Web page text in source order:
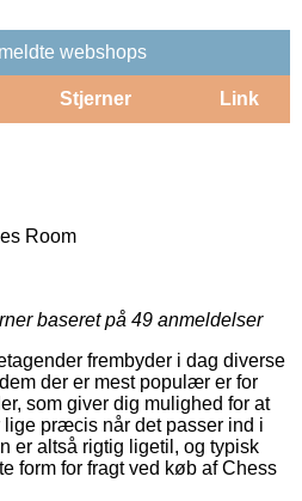
webshops
Stjerner Link
Room
baseret på 49 anmeldelser
frembyder i dag diverse
der er mest populær er for
som giver dig mulighed for at
præcis når det passer ind i
er altså rigtig ligetil, og typisk
form for fragt ved køb af Chess